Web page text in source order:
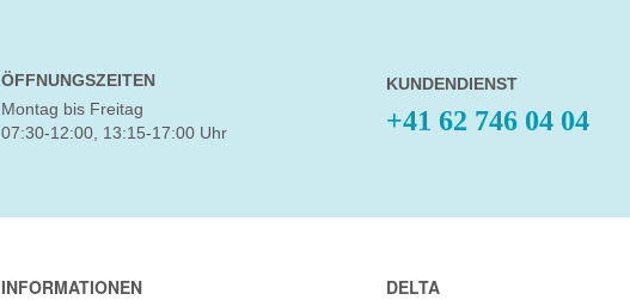
ÖFFNUNGSZEITEN
Montag bis Freitag
07:30-12:00, 13:15-17:00 Uhr
KUNDENDIENST
+41 62 746 04 04
INFORMATIONEN DELTA